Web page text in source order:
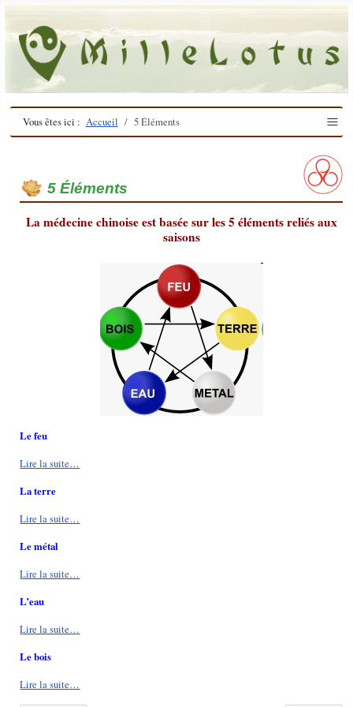
Vous êtes ici : Accueil 5 Éléments ≡
5 Éléments
La médecine chinoise est basée sur les 5 éléments reliés aux
saisons
Le feu
Lire la suite…
La terre
Lire la suite…
Le métal
Lire la suite…
L’eau
Lire la suite…
Le bois
Lire la suite…